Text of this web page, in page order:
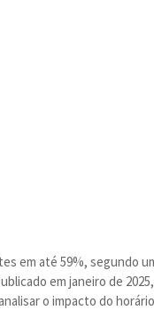
em até 59%, segundo
em janeiro de
o impacto do